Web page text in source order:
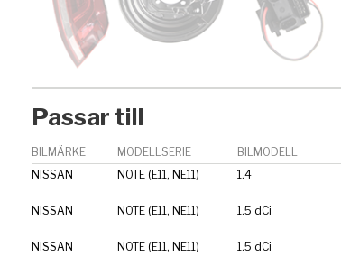
Passar till
BILMÄRKE MODELLSERIE BILMODELL
NISSAN
NOTE (E11, NE11) 1.4
NISSAN
NOTE (E11, NE11) 1.5 dCi
NISSAN
NOTE (E11, NE11) 1.5 dCi